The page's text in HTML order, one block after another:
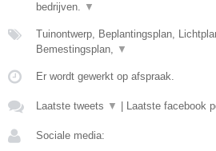
bedrijven. ▼
Tuinontwerp, Beplantingsplan,
Bemestingsplan, ▼
Er wordt gewerkt op afspraak.
Laatste tweets ▼ Laatste facebook
Sociale media: